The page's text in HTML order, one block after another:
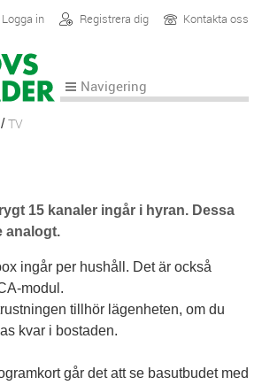
Logga in Registrera dig Kontakta oss
Navigering
/TV
15 kanaler ingår i hyran. Dessa
analogt.
ingår per hushåll. Det är också
modul.
tillhör lägenheten, om du
kvar i bostaden.
går det att se basutbudet med